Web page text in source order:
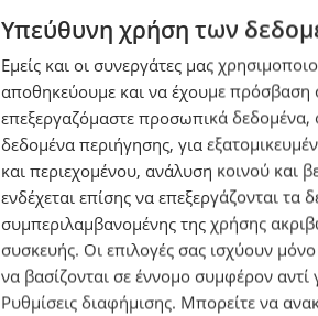
Υπεύθυνη χρήση των
Εμείς και οι συνεργάτες μας
αποθηκεύουμε και να έχουμε πρόσβαση
επεξεργαζόμαστε προσωπικά δεδομένα,
δεδομένα περιήγησης, για
και περιεχομένου, ανάλυση κοινού και
ενδέχεται επίσης να επεξεργάζονται
συμπεριλαμβανομένης της χρήσης
συσκευής. Οι επιλογές σας ισχύουν
να βασίζονται σε έννομο συμφέρον αντί
Ρυθμίσεις διαφήμισης. Μπορείτε να